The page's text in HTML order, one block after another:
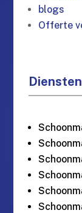
blogs
Offerte
Diensten